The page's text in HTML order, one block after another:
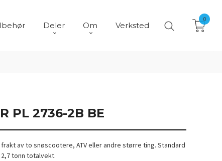
Deler Om Verksted
0
PL 2736-2B BE
av to snøscootere, ATV eller andre større ting. Standard
tonn totalvekt.